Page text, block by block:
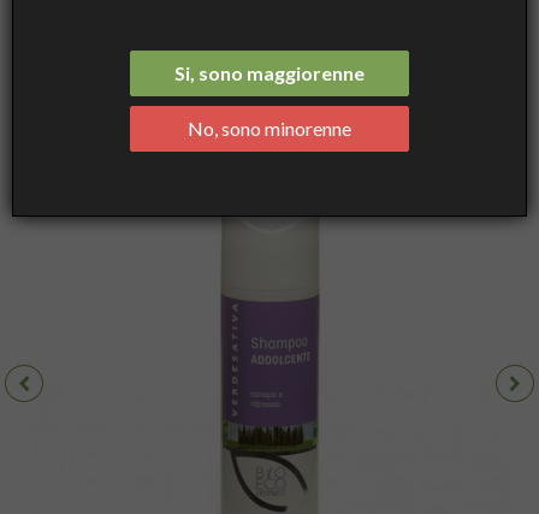
Si, sono maggiorenne
No, sono minorenne